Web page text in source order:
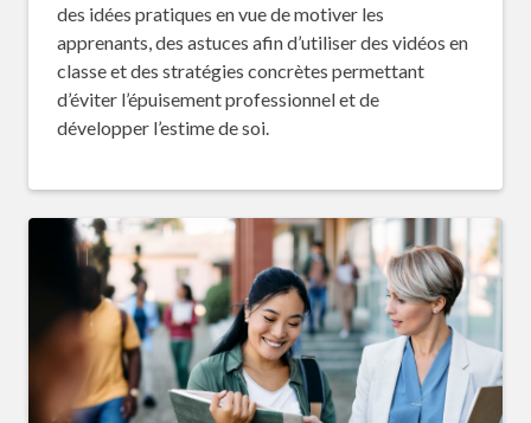
des idées pratiques en vue de motiver les
apprenants, des astuces afin d’utiliser des vidéos en
classe et des stratégies concrètes permettant
d’éviter l’épuisement professionnel et de
développer l’estime de soi.